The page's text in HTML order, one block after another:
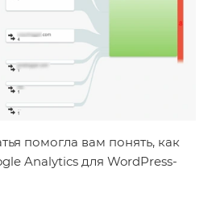
помогла вам понять, как
Analytics для WordPress-